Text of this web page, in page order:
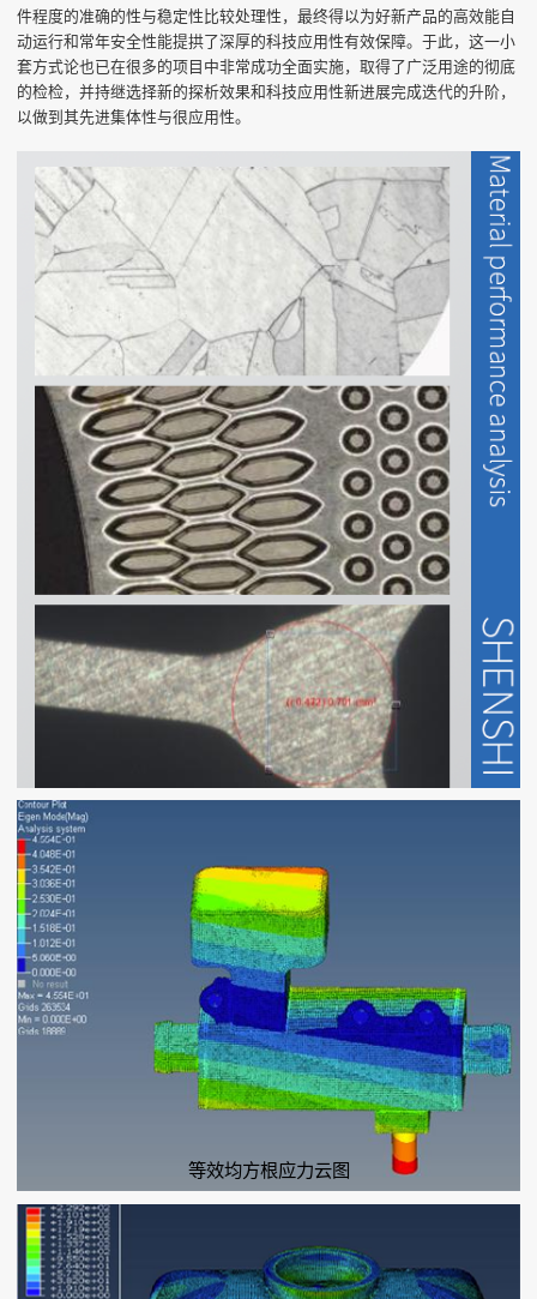
件程度的准确的性与稳定性比较处理性，最终得以为好新产品的高效能自
动运行和常年安全性能提拱了深厚的科技应用性有效保障。于此，这一小
套方式论也已在很多的项目中非常成功全面实施，取得了广泛用途的彻底
的检检，并持继选择新的探析效果和科技应用性新进展完成迭代的升阶，
以做到其先进集体性与很应用性。
等效均方根应力云图